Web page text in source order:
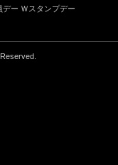
ー Ｗスタンプデー